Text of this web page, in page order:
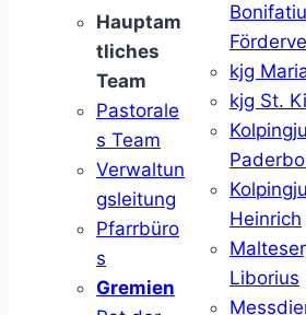
Hauptam
tliches
Team
Pastorale
s Team
Verwaltun
gsleitung
Pfarrbüro
s
Gremien
kjg
kjg St.
Heinrich
Liborius